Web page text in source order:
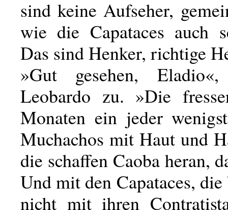
sind keine Aufseher,
wie die Capataces auch
Das sind Henker, richtige
»Gut gesehen,
Leobardo zu. »Die
Monaten ein jeder
Muchachos mit Haut und
die schaffen Caoba heran,
Und mit den Capataces,
nicht mit ihren